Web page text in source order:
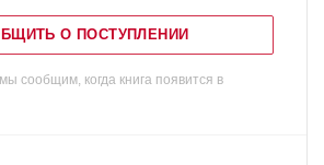
О ПОСТУПЛЕНИИ
сообщим, когда книга появится в